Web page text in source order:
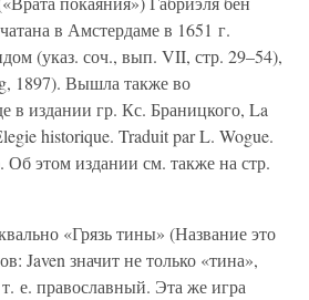
в Амстердаме в 1651 г.
(указ. соч., вып. VII, стр. 29–54),
1897). Вышла также во
в издании гр. Кс. Браницкого, La
historique. Traduit par L. Wogue.
этом издании см. также на стр.
«Грязь тины» (Название это
Javen значит не только «тина»,
е. православный. Эта же игра